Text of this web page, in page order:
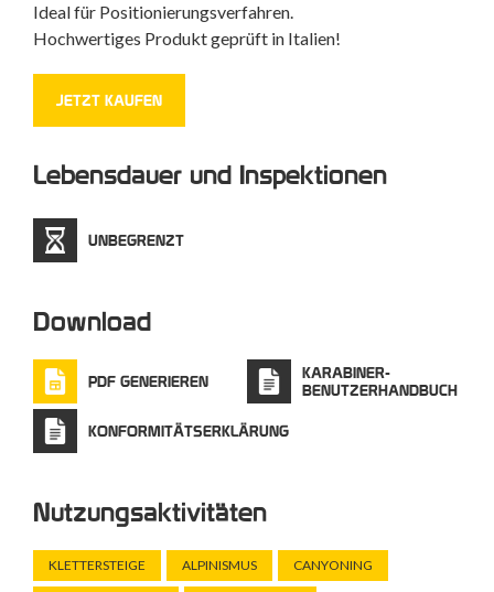
Ideal für Positionierungsverfahren.
Hochwertiges Produkt geprüft in Italien!
JETZT KAUFEN
Lebensdauer und Inspektionen
UNBEGRENZT
Download
PDF GENERIEREN
KARABINER-
BENUTZERHANDBUCH
KONFORMITÄTSERKLÄRUNG
Nutzungsaktivitäten
KLETTERSTEIGE ALPINISMUS CANYONING